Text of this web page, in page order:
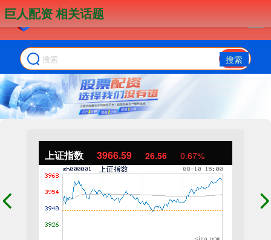
搜索
上证指数 3966.59 26.56 0.67%
巨人配资 相关话题